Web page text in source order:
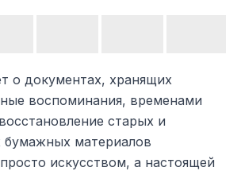
о документах, хранящих
воспоминания, временами
старых и
материалов
искусством, а настоящей